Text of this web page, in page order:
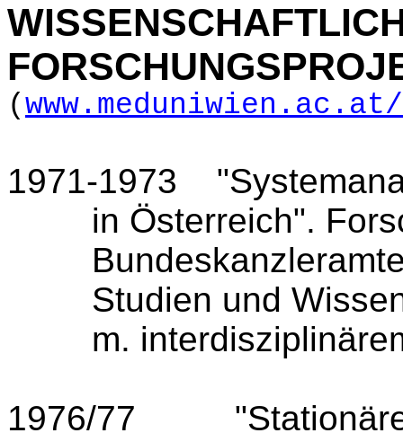
(
1971-1973
in Österreich".
Studien und
m.
1976/77